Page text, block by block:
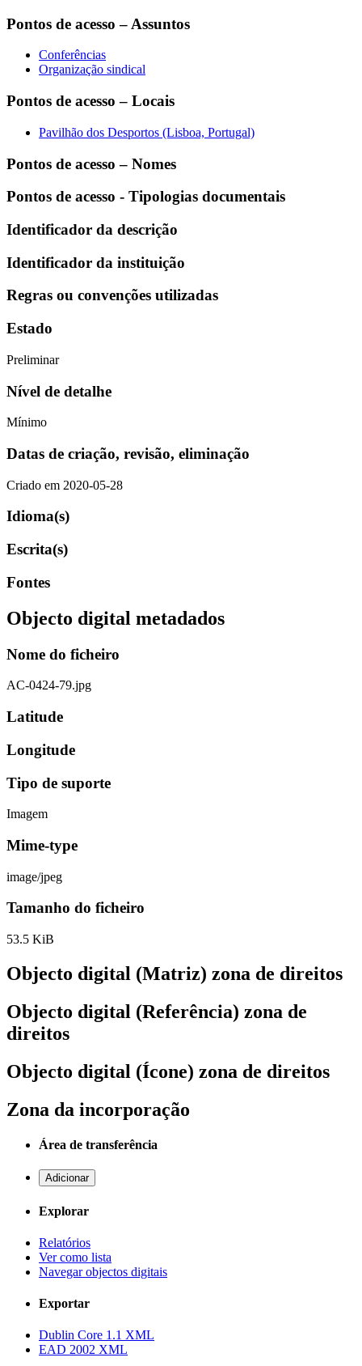
Pontos de acesso – Assuntos
Conferências
Organização sindical
Pontos de acesso – Locais
Pavilhão dos Desportos (Lisboa, Portugal)
Pontos de acesso – Nomes
Pontos de acesso - Tipologias documentais
Identificador da descrição
Identificador da instituição
Regras ou convenções utilizadas
Estado
Preliminar
Nível de detalhe
Mínimo
Datas de criação, revisão, eliminação
Criado em 2020-05-28
Idioma(s)
Escrita(s)
Fontes
Objecto digital metadados
Nome do ficheiro
AC-0424-79.jpg
Latitude
Longitude
Tipo de suporte
Imagem
Mime-type
image/jpeg
Tamanho do ficheiro
53.5 KiB
Objecto digital (Matriz) zona de direitos
Objecto digital (Referência) zona de
direitos
Objecto digital (Ícone) zona de direitos
Zona da incorporação
Área de transferência
Adicionar
Explorar
Relatórios
Ver como lista
Navegar objectos digitais
Exportar
Dublin Core 1.1 XML
EAD 2002 XML